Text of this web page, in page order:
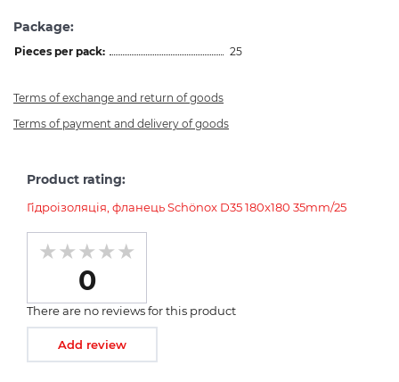
Package:
Pieces per pack: 25
Terms of exchange and return of goods
Terms of payment and delivery of goods
Product rating:
Гідроізоляція, фланець Schönox D35 180x180 35mm/25
0
There are no reviews for this product
Add review